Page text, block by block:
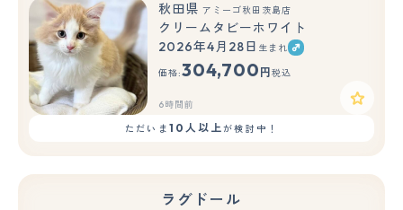
秋田県 アミーゴ秋田茨島店
クリームタビーホワイト
2026年4月28日 生まれ
価格:304,700 円 税込
6時間前
ただいま 10人以上が検討中！
ラグドール